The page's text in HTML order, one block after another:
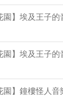
園】埃及王子的
園】埃及王子的
園】鐘樓怪人